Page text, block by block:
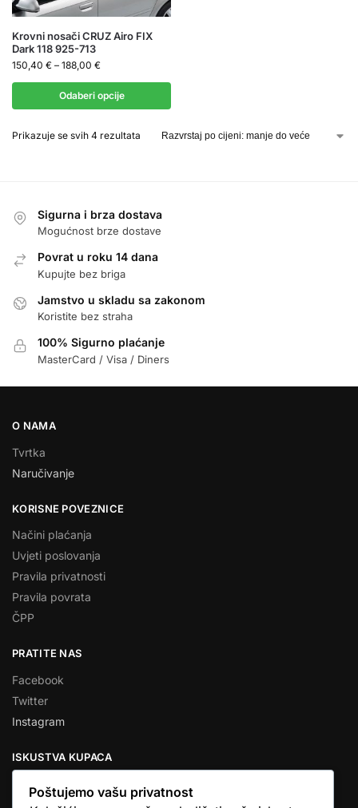
Krovni nosači CRUZ Airo FIX
Dark 118 925-713
150,40 € – 188,00 €
Odaberi opcije
Prikazuje se svih 4 rezultata
Sigurna i brza dostava
Mogućnost brze dostave
Povrat u roku 14 dana
Kupujte bez briga
Jamstvo u skladu sa zakonom
Koristite bez straha
100% Sigurno plaćanje
MasterCard / Visa / Diners
O NAMA
Tvrtka
Naručivanje
KORISNE POVEZNICE
Načini plaćanja
Uvjeti poslovanja
Pravila privatnosti
Pravila povrata
ČPP
PRATITE NAS
Facebook
Twitter
Instagram
ISKUSTVA KUPACA
Poštujemo vašu privatnost